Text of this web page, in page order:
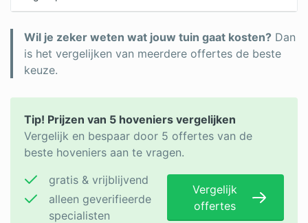
Wil je zeker weten wat jouw tuin gaat kosten? Dan
is het vergelijken van meerdere offertes de beste
keuze.
Tip! Prijzen van 5 hoveniers vergelijken
Vergelijk en bespaar door 5 offertes van de
beste hoveniers aan te vragen.
gratis & vrijblijvend
alleen geverifieerde
specialisten
Vergelijk
offertes